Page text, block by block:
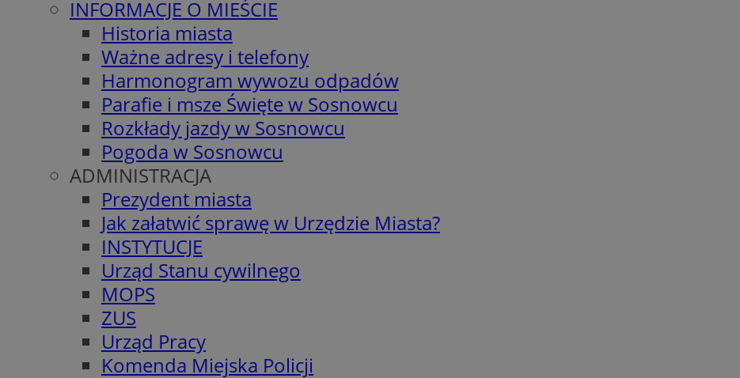
INFORMACJE O MIEŚCIE
Historia miasta
Ważne adresy i telefony
Harmonogram wywozu odpadów
Parafie i msze Święte w Sosnowcu
Rozkłady jazdy w Sosnowcu
Pogoda w Sosnowcu
ADMINISTRACJA
Prezydent miasta
Jak załatwić sprawę w Urzędzie Miasta?
INSTYTUCJE
Urząd Stanu cywilnego
MOPS
ZUS
Urząd Pracy
Komenda Miejska Policji